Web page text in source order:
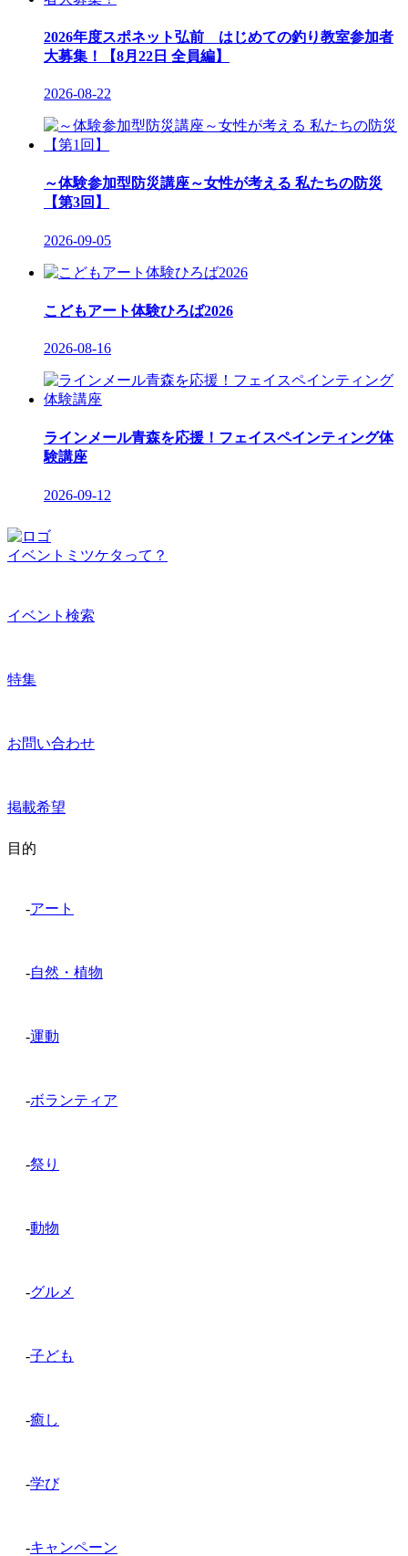
2026年度スポネット弘前 はじめての釣り教室参加者
大募集！【8月22日 全員編】
2026-08-22
～体験参加型防災講座～女性が考える 私たちの防災
【第3回】
2026-09-05
こどもアート体験ひろば2026
2026-08-16
ラインメール青森を応援！フェイスペインティング体
験講座
2026-09-12
イベントミツケタって？
イベント検索
特集
お問い合わせ
掲載希望
目的
-アート
-自然・植物
-運動
-ボランティア
-祭り
-動物
-グルメ
-子ども
-癒し
-学び
-キャンペーン